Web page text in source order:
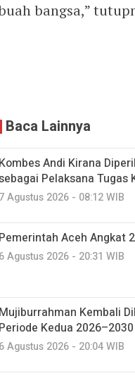
bangsa,”
Baca Lainnya
Kombes Andi Kirana
Pelaksana Tugas
7 Agustus 2026 - 08:12 WIB
Pemerintah Aceh Angkat
6 Agustus 2026 - 20:31 WIB
Mujiburrahman Kembali
Periode Kedua 2026–2030
6 Agustus 2026 - 20:04 WIB